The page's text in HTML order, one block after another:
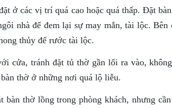
ở các vị trí quá cao hoặc quá thấp. Đặt
nhà để đem lại sự may mắn, tài lộc. Bên
thủy để rước tài lộc.
cửa, tránh đặt tủ thờ gần lối ra vào,
thờ ở những nơi quá lộ liễu.
thờ lồng trong phòng khách, nhưng